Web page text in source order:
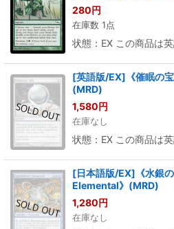
280円
在庫数 1点
状態：EX この商品は英
[英語版/EX]《催眠の
(MRD)
1,580円
在庫なし
状態：EX この商品は英
[日本語版/EX]《水銀
Elemental》(MRD)
1,280円
在庫なし